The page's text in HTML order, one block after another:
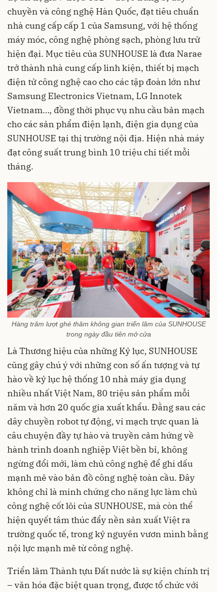
chuyền và công nghệ Hàn Quốc, đạt tiêu chuẩn
nhà cung cấp cấp 1 của Samsung, với hệ thống
máy móc, công nghệ phòng sạch, phòng lưu trữ
hiện đại. Mục tiêu của SUNHOUSE là đưa Narae
trở thành nhà cung cấp linh kiện, thiết bị mạch
điện tử công nghệ cao cho các tập đoàn lớn như
Samsung Electronics Vietnam, LG Innotek
Vietnam…, đồng thời phục vụ nhu cầu bản mạch
cho các sản phẩm điện lạnh, điện gia dụng của
SUNHOUSE tại thị trường nội địa. Hiện nhà máy
đạt công suất trung bình 10 triệu chi tiết mỗi
tháng.
Hàng trăm lượt ghé thăm không gian triển lãm của SUNHOUSE
trong ngày đầu tiên mở cửa
Là Thương hiệu của những Kỷ lục, SUNHOUSE
cũng gây chú ý với những con số ấn tượng và tự
hào về kỷ lục hệ thống 10 nhà máy gia dụng
nhiều nhất Việt Nam, 80 triệu sản phẩm mỗi
năm và hơn 20 quốc gia xuất khẩu. Đằng sau các
dây chuyền robot tự động, vi mạch trực quan là
câu chuyện đầy tự hào và truyền cảm hứng về
hành trình doanh nghiệp Việt bền bỉ, không
ngừng đổi mới, làm chủ công nghệ để ghi dấu
mạnh mẽ vào bản đồ công nghệ toàn cầu. Đây
không chỉ là minh chứng cho năng lực làm chủ
công nghệ cốt lõi của SUNHOUSE, mà còn thể
hiện quyết tâm thúc đẩy nền sản xuất Việt ra
trường quốc tế, trong kỷ nguyên vươn mình bằng
nội lực mạnh mẽ từ công nghệ.
Triển lãm Thành tựu Đất nước là sự kiện chính trị
– văn hóa đặc biệt quan trọng, được tổ chức với